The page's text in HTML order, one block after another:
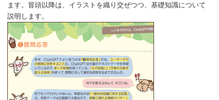
ます。冒頭以降は、イラストを織り交ぜつつ、基礎知識について
説明します。